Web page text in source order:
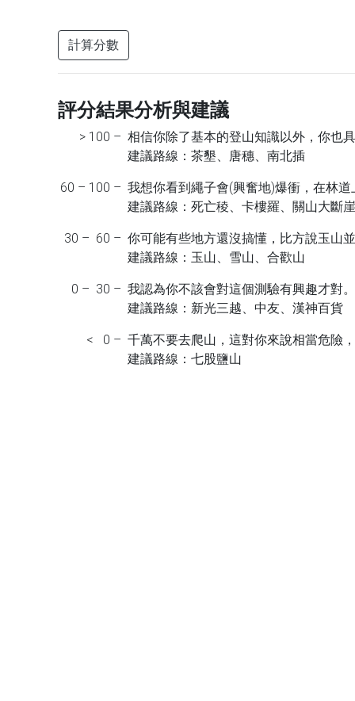
計算分數
評分結果分析與建議
> 100 – 相信你除了基本的登山知識以外，你也
建議路線：茶墾、唐穗、南北插
60 – 100 – 我想你看到繩子會(興奮地)爆衝，在林
建議路線：死亡稜、卡樓羅、關山大斷崖
30 – 60 – 你可能有些地方還沒搞懂，比方說玉山
建議路線：玉山、雪山、合歡山
0 – 30 – 我認為你不該會對這個測驗有興趣才對
建議路線：新光三越、中友、漢神百貨
< 0 – 千萬不要去爬山，這對你來說相當危險
建議路線：七股鹽山